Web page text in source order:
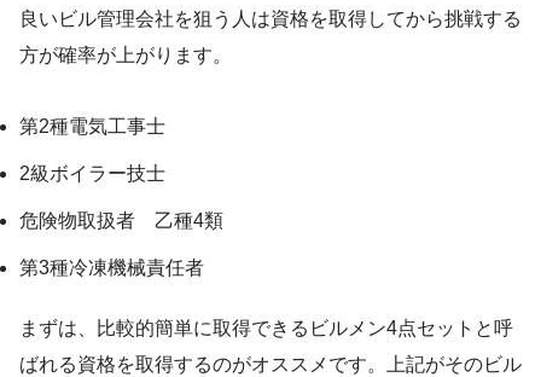
良いビル管理会社を狙う人は資格を取得してから挑戦する
方が確率が上がります。
第2種電気工事士
2級ボイラー技士
危険物取扱者 乙種4類
第3種冷凍機械責任者
まずは、比較的簡単に取得できるビルメン4点セットと呼
ばれる資格を取得するのがオススメです。上記がそのビル